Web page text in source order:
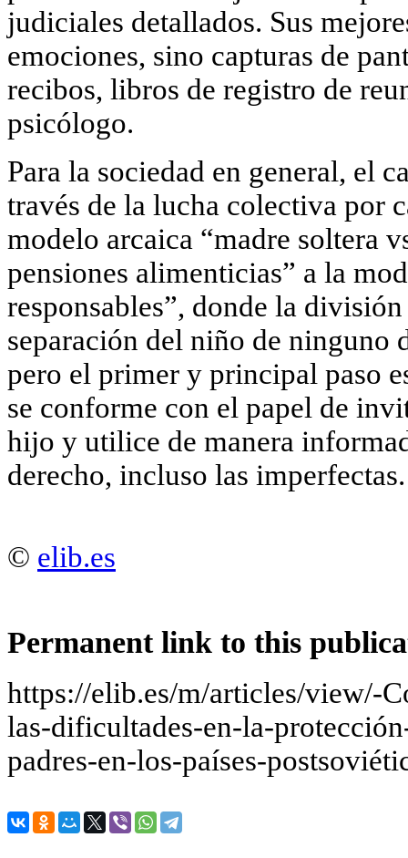
judiciales detallados. Sus
emociones, sino capturas de
recibos, libros de registro de
psicólogo.
Para la sociedad en general, el
través de la lucha colectiva por
modelo arcaica “madre soltera
pensiones alimenticias” a la
responsables”, donde la
separación del niño de ninguno
pero el primer y principal paso
se conforme con el papel de
hijo y utilice de manera
derecho, incluso las imperfectas.
© elib.es
Permanent link to this
https://elib.es/m/articles/view/-
las-dificultades-en-la-
padres-en-los-países-